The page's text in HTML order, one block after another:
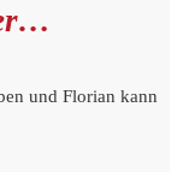
und Florian kann